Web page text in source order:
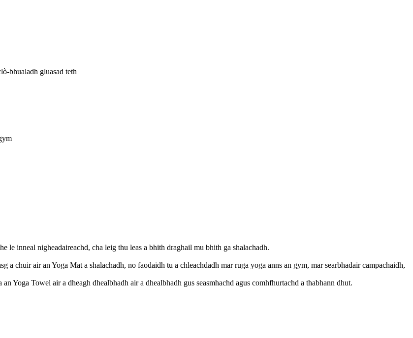
bhualadh gluasad teth
le inneal nigheadaireachd, cha leig thu leas a bhith draghail mu bhith ga shalachadh.
a chuir air an Yoga Mat a shalachadh, no faodaidh tu a chleachdadh mar ruga yoga anns an gym, mar searbhadair campachaidh,
Yoga Towel air a dheagh dhealbhadh air a dhealbhadh gus seasmhachd agus comhfhurtachd a thabhann dhut.